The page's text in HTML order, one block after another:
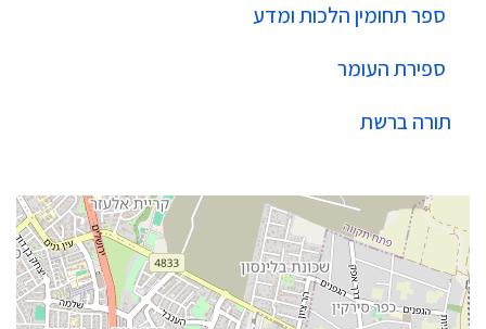
ספר תחומין הלכות ומדע
ספירת העומר
תורה ברשת